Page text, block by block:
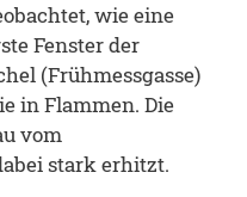
wie eine
Fenster der
(Frühmessgasse)
in Flammen. Die
vom
stark erhitzt.